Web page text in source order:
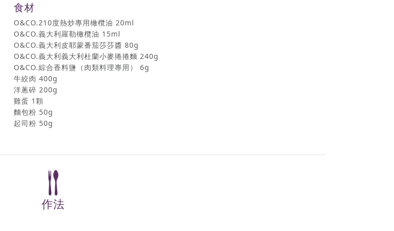
食材
O&CO.210度熱炒專用橄欖油 20ml
O&CO.義大利羅勒橄欖油 15ml
O&CO.義大利皮耶蒙番茄莎莎醬 80g
O&CO.義大利義大利杜蘭小麥捲捲麵 240g
O&CO.綜合香料鹽（肉類料理專用） 6g
牛絞肉 400g
洋蔥碎 200g
雞蛋 1顆
麵包粉 50g
起司粉 50g
作法